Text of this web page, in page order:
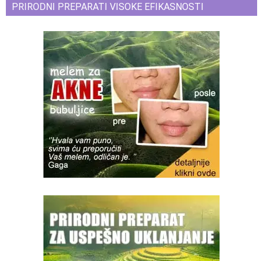
PRIRODNI PREPARATI VISOKE EFIKASNOSTI